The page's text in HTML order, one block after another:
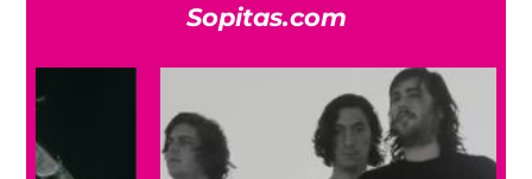
Sopitas.com